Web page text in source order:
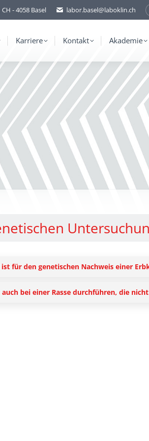
- 4058 Basel labor.basel@laboklin.ch
Karriere Kontakt Akademie
für den genetischen Nachweis einer
bei einer Rasse durchführen, die